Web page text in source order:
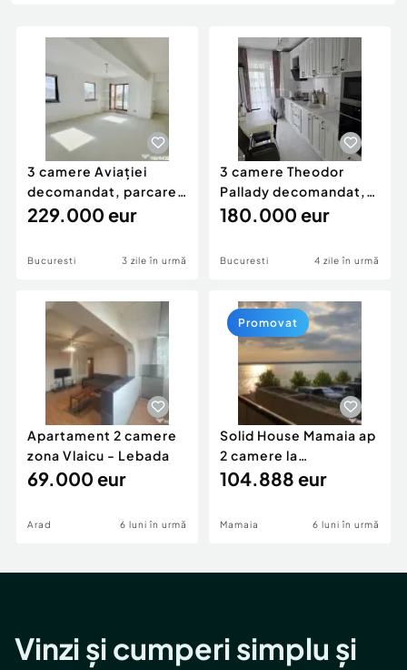
Animale de companie
Afaceri și echipamente profesionale
Inchiriere Bunuri si Vehicule
Piese auto si accesorii
Dacia Duster
3 camere Aviației
decomandat, parcare,
et. 2, an 2016, 96 m
229.000 eur
Bucuresti 3 zile în urmă
3 camere Theodor
Pallady decomandat,
centrală, et. 3, an 20
180.000 eur
Bucuresti 4 zile în urmă
Apartament 2 camere
zona Vlaicu - Lebada
69.000 eur
Arad 6 luni în urmă
Solid House Mamaia ap
2 camere la
cheie,langa Mega
104.888 eur
Mamaia 6 luni în urmă
Promovat
Vinzi și cumperi simplu și